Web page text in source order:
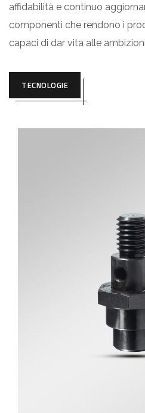
affidabilità e continuo
componenti che rendono i
capaci di dar vita alle
TECNOLOGIE